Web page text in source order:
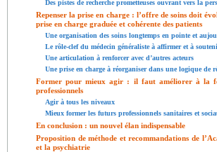
Des pistes de recherche prometteuses ouvrant vers la
Repenser la prise en charge : l’offre de soins doit
prise en charge graduée et cohérente des patients
Une organisation des soins longtemps en pointe et
Le rôle-clef du médecin généraliste à affirmer et à
Une articulation à renforcer avec d’autres acteurs
Une prise en charge à réorganiser dans une logique de
Former pour mieux agir : il faut améliorer à la
professionnels
Agir à tous les niveaux
Mieux former les futurs professionnels sanitaires et
En conclusion : un nouvel élan indispensable
Proposition de méthode et recommandations de
et la psychiatrie